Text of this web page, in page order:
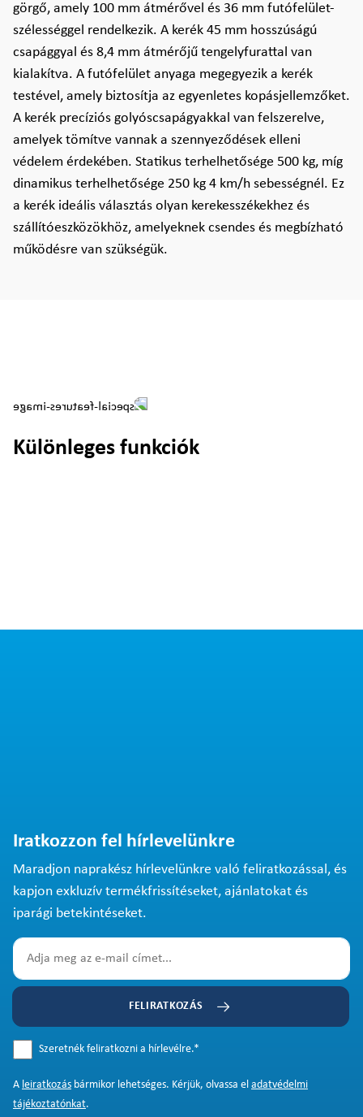
görgő, amely 100 mm átmérővel és 36 mm futófelület-
szélességgel rendelkezik. A kerék 45 mm hosszúságú
csapággyal és 8,4 mm átmérőjű tengelyfurattal van
kialakítva. A futófelület anyaga megegyezik a kerék
testével, amely biztosítja az egyenletes kopásjellemzőket.
A kerék precíziós golyóscsapágyakkal van felszerelve,
amelyek tömítve vannak a szennyeződések elleni
védelem érdekében. Statikus terhelhetősége 500 kg, míg
dinamikus terhelhetősége 250 kg 4 km/h sebességnél. Ez
a kerék ideális választás olyan kerekesszékekhez és
szállítóeszközökhöz, amelyeknek csendes és megbízható
működésre van szükségük.
Különleges funkciók
Iratkozzon fel hírlevelünkre
Maradjon naprakész hírlevelünkre való feliratkozással, és
kapjon exkluzív termékfrissítéseket, ajánlatokat és
iparági betekintéseket.
FELIRATKOZÁS
Szeretnék feliratkozni a hírlevélre.*
A leiratkozás bármikor lehetséges. Kérjük, olvassa el adatvédelmi
tájékoztatónkat.